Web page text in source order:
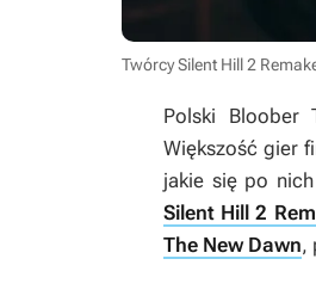
Twórcy Silent Hill 2
Polski Bloober
Większość gier
jakie się po nich
Silent Hill 2
The New Dawn,